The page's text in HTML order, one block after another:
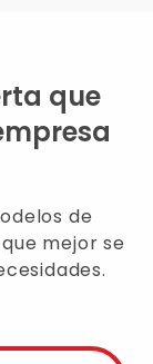
que
de
mejor se